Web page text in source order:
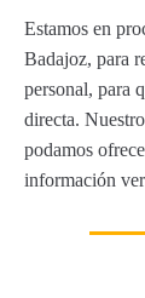
Estamos en
Badajoz, para
personal, para
directa.
podamos
información